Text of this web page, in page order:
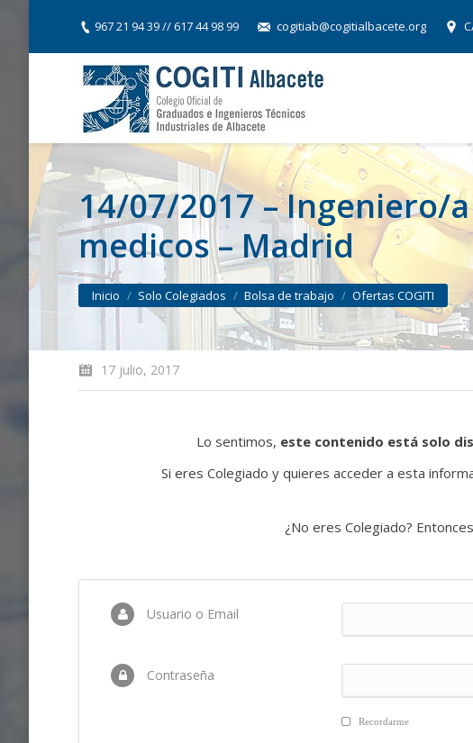
967 21 94 39 // 617 44 98 99 cogitiab@cogitialbacete.org
14/07/2017 – Ingeniero/
medicos – Madrid
You are here:
Inicio Solo Colegiados Bolsa de trabajo Ofertas COGITI
17 julio, 2017
Lo sentimos, este contenido está solo
Si eres Colegiado y quieres acceder a esta
¿No eres Colegiado? Entonces
Usuario o Email
Contraseña
Recordarme